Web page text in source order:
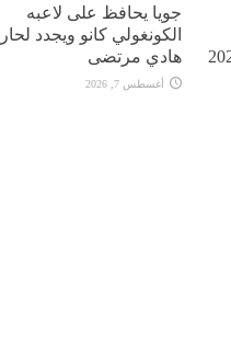
جويا يحافظ على لاعبه
الكونغولي كانو ويجدد
هادي مرتضى
أغسطس 7, 2026